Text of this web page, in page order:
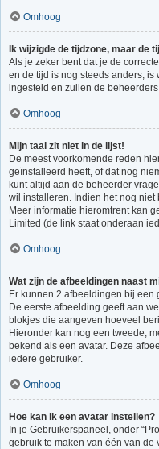
Omhoog
Ik wijzigde de tijdzone, maar de
Als je zeker bent dat je de
en de tijd is nog steeds anders,
ingesteld en zullen de
Omhoog
Mijn taal zit niet in de lijst!
De meest voorkomende reden
geïnstalleerd heeft, of dat nog
kunt altijd aan de beheerder
wil installeren. Indien het nog niet
Meer informatie hieromtrent kan
Limited (de link staat onderaan
Omhoog
Wat zijn de afbeeldingen naast
Er kunnen 2 afbeeldingen bij
De eerste afbeelding geeft aan
blokjes die aangeven hoeveel
Hieronder kan nog een tweede,
bekend als een avatar. Deze
iedere gebruiker.
Omhoog
Hoe kan ik een avatar instellen?
In je Gebruikerspaneel, onder
gebruik te maken van één van de